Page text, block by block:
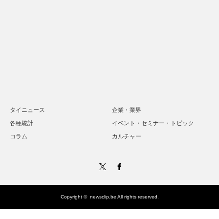
タイニュース
企業・業界
各種統計
イベント・セミナー・トピック
コラム
カルチャー
Copyright © newsclip.be All rights reserved.